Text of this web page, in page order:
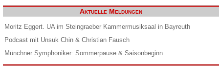
Aktuelle Meldungen
Moritz Eggert. UA im Steingraeber Kammermusiksaal in Bayreuth
Podcast mit Unsuk Chin & Christian Fausch
Münchner Symphoniker: Sommerpause & Saisonbeginn